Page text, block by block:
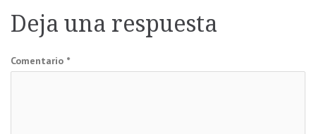
entradas
Deja una respuesta
Comentario *